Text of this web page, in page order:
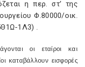
η περ. στ’ της
Φ.80000/οικ.
1Λ3) .
οι εταίροι και
καταβάλλουν εισφορές